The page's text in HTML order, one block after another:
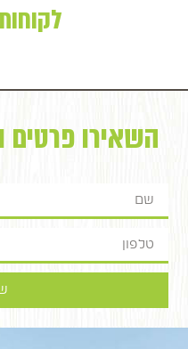
השאירו פרטים